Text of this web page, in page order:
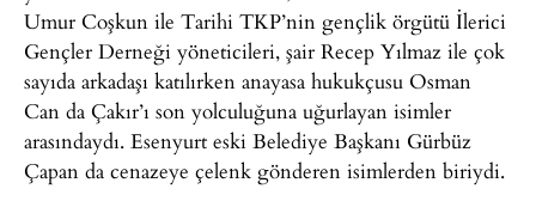
Umur Coşkun ile Tarihi TKP’nin gençlik örgütü İlerici
Gençler Derneği yöneticileri, şair Recep Yılmaz ile çok
sayıda arkadaşı katılırken anayasa hukukçusu Osman
Can da Çakır’ı son yolculuğuna uğurlayan isimler
arasındaydı. Esenyurt eski Belediye Başkanı Gürbüz
Çapan da cenazeye çelenk gönderen isimlerden biriydi.